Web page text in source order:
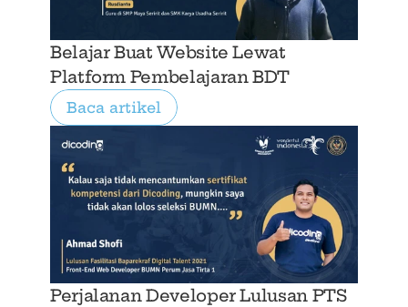
Belajar Buat Website Lewat
Platform Pembelajaran BDT
Baca artikel
Perjalanan Developer Lulusan PTS